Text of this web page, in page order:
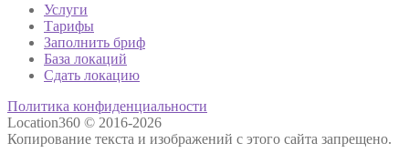
Услуги
Тарифы
Заполнить бриф
База локаций
Сдать локацию
Политика конфиденциальности
Location360 © 2016-2026
Копирование текста и изображений с этого сайта запрещено.